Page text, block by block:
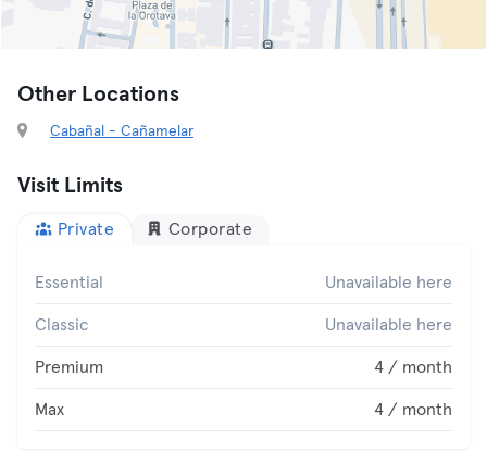
Other Locations
Cabañal - Cañamelar
Visit Limits
Private Corporate
Essential Unavailable here
Classic Unavailable here
Premium 4 / month
Max 4 / month